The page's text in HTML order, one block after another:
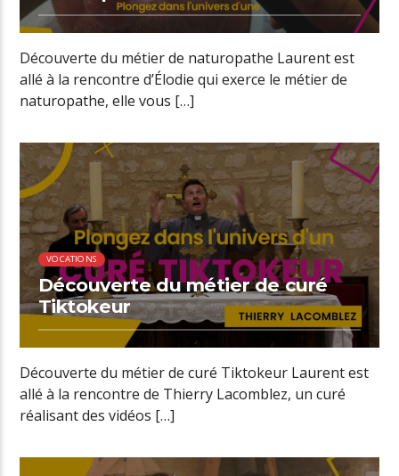
Découverte du métier de naturopathe Laurent est
allé à la rencontre d’Élodie qui exerce le métier de
naturopathe, elle vous […]
00:38 READ TIME
VOCATIONS
Découverte du métier de curé
Tiktokeur
Découverte du métier de curé Tiktokeur Laurent est
allé à la rencontre de Thierry Lacomblez, un curé
réalisant des vidéos […]